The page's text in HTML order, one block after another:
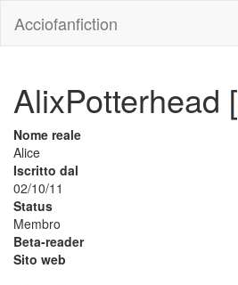
Acciofanfiction
AlixPotterhead [
Nome reale
Alice
Iscritto dal
02/10/11
Status
Membro
Beta-reader
Sito web